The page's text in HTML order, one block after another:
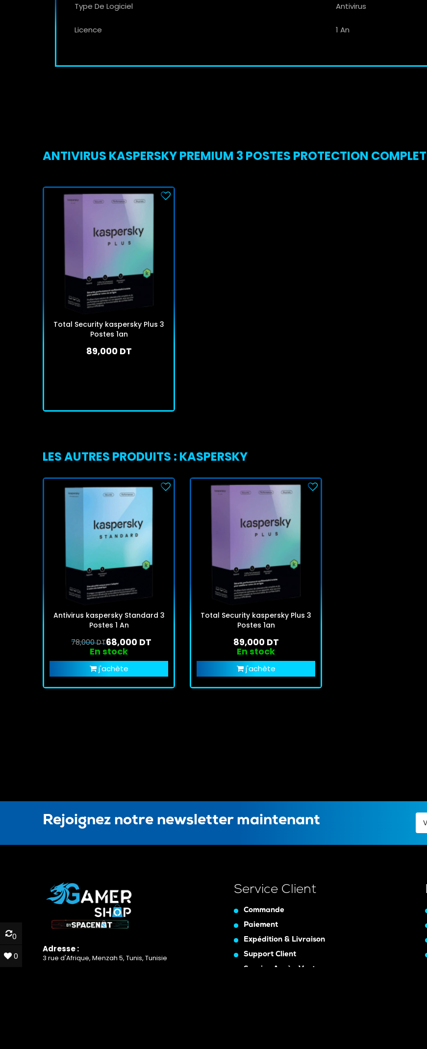
Type De Logiciel Antivirus
Licence 1 An
ANTIVIRUS KASPERSKY PREMIUM 3 POSTES PROTECTION
Total Security kaspersky Plus 3
Postes 1an
89,000 DT
LES AUTRES PRODUITS : KASPERSKY
Antivirus kaspersky Standard 3
Postes 1 An
68,000 DT
78,000 DT
En stock
j'achète
Total Security kaspersky Plus 3
Postes 1an
89,000 DT
En stock
j'achète
Rejoignez notre newsletter maintenant
Adresse :
3 rue d'Afrique, Menzah 5, Tunis, Tunisie
Service Client
Commande
Paiement
Expédition & Livraison
Support Client
Service Après-Vente
0
0
0
0